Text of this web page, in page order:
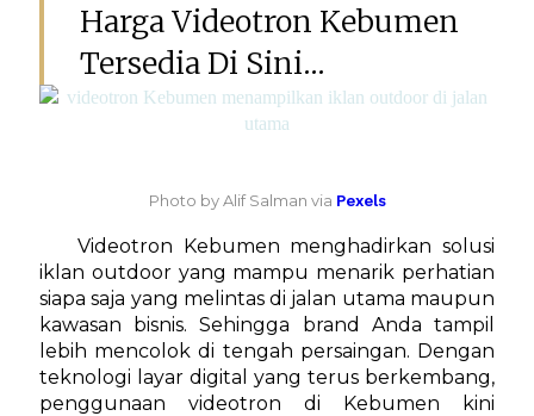
Harga Videotron Kebumen
Tersedia Di Sini...
Photo by Alif Salman via Pexels
Videotron Kebumen menghadirkan solusi
iklan outdoor yang mampu menarik perhatian
siapa saja yang melintas di jalan utama maupun
kawasan bisnis. Sehingga brand Anda tampil
lebih mencolok di tengah persaingan. Dengan
teknologi layar digital yang terus berkembang,
penggunaan videotron di Kebumen kini